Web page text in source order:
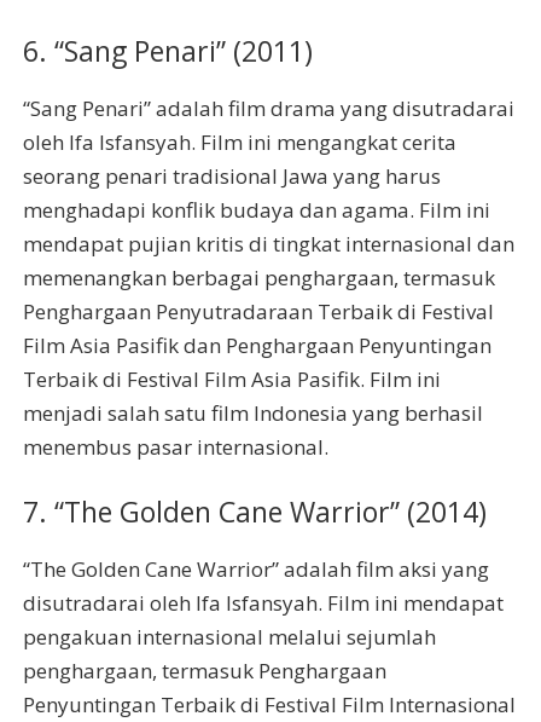
6. “Sang Penari” (2011)
“Sang Penari” adalah film drama yang disutradarai
oleh Ifa Isfansyah. Film ini mengangkat cerita
seorang penari tradisional Jawa yang harus
menghadapi konflik budaya dan agama. Film ini
mendapat pujian kritis di tingkat internasional dan
memenangkan berbagai penghargaan, termasuk
Penghargaan Penyutradaraan Terbaik di Festival
Film Asia Pasifik dan Penghargaan Penyuntingan
Terbaik di Festival Film Asia Pasifik. Film ini
menjadi salah satu film Indonesia yang berhasil
menembus pasar internasional.
7. “The Golden Cane Warrior” (2014)
“The Golden Cane Warrior” adalah film aksi yang
disutradarai oleh Ifa Isfansyah. Film ini mendapat
pengakuan internasional melalui sejumlah
penghargaan, termasuk Penghargaan
Penyuntingan Terbaik di Festival Film Internasional